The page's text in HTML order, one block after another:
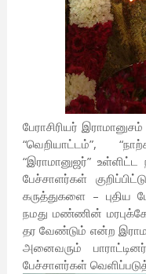
பேராசிரியர்
“வெறியாட்டம்”,
“இராமானுஜர்”
பேச்சாளர்கள்
கருத்துகளை –
நமது மண்ணின்
தர வேண்டும் என்ற
அனைவரும்
பேச்சாளர்கள்